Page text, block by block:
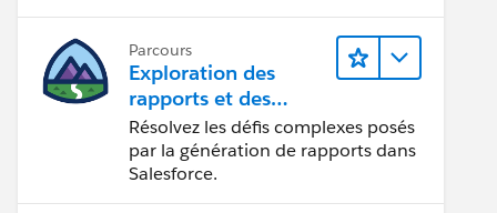
Parcours
Exploration des
rapports et des
tableaux de bord
Lightning Experience
Résolvez les défis complexes posés
par la génération de rapports dans
Salesforce.